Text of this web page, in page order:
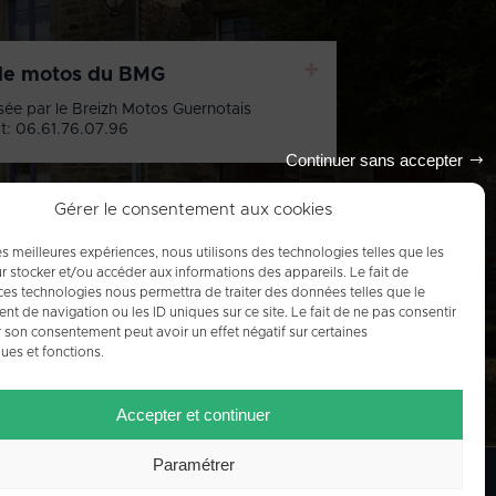
Gérer le consentement aux cookies
meilleures expériences, nous utilisons des technologies telles que les
stocker et/ou accéder aux informations des appareils. Le fait de
technologies nous permettra de traiter des données telles que le
de navigation ou les ID uniques sur ce site. Le fait de ne pas consentir
son consentement peut avoir un effet négatif sur certaines
et fonctions.
Accepter et continuer
Continuer sans accepter
Paramétrer
motos du BMG
par le Breizh Motos Guernotais
06.61.76.07.96
Tout l'agenda